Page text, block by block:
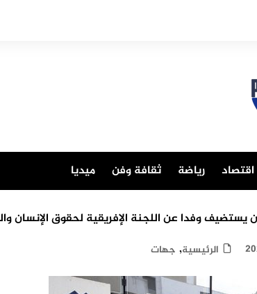
اقتصاد رياضة ثقافة وفن ميديا
يستضيف وفدا عن اللجنة الإفريقية لحقوق الإنسان
الرئيسية, جهات